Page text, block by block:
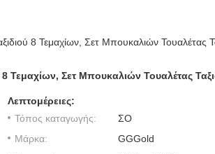
8 Τεμαχίων, Σετ Μπουκαλιών Τουαλέτας
Τεμαχίων, Σετ Μπουκαλιών Τουαλέτας
Λεπτομέρειες:
Τόπος καταγωγής:
ΣΟ
Μάρκα:
GGGold